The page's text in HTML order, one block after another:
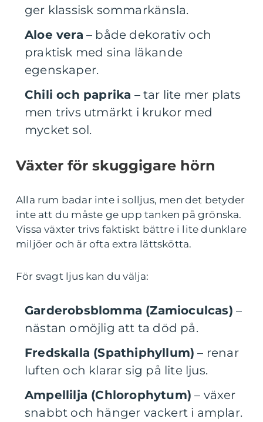
ger klassisk sommarkänsla.
Aloe vera – både dekorativ och
praktisk med sina läkande
egenskaper.
Chili och paprika – tar lite mer plats
men trivs utmärkt i krukor med
mycket sol.
Växter för skuggigare hörn
Alla rum badar inte i solljus, men det betyder
inte att du måste ge upp tanken på grönska.
Vissa växter trivs faktiskt bättre i lite dunklare
miljöer och är ofta extra lättskötta.
För svagt ljus kan du välja:
Garderobsblomma (Zamioculcas) –
nästan omöjlig att ta död på.
Fredskalla (Spathiphyllum) – renar
luften och klarar sig på lite ljus.
Ampellilja (Chlorophytum) – växer
snabbt och hänger vackert i amplar.